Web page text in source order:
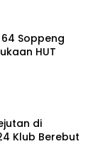
64 Soppeng
HUT
di
Klub Berebut